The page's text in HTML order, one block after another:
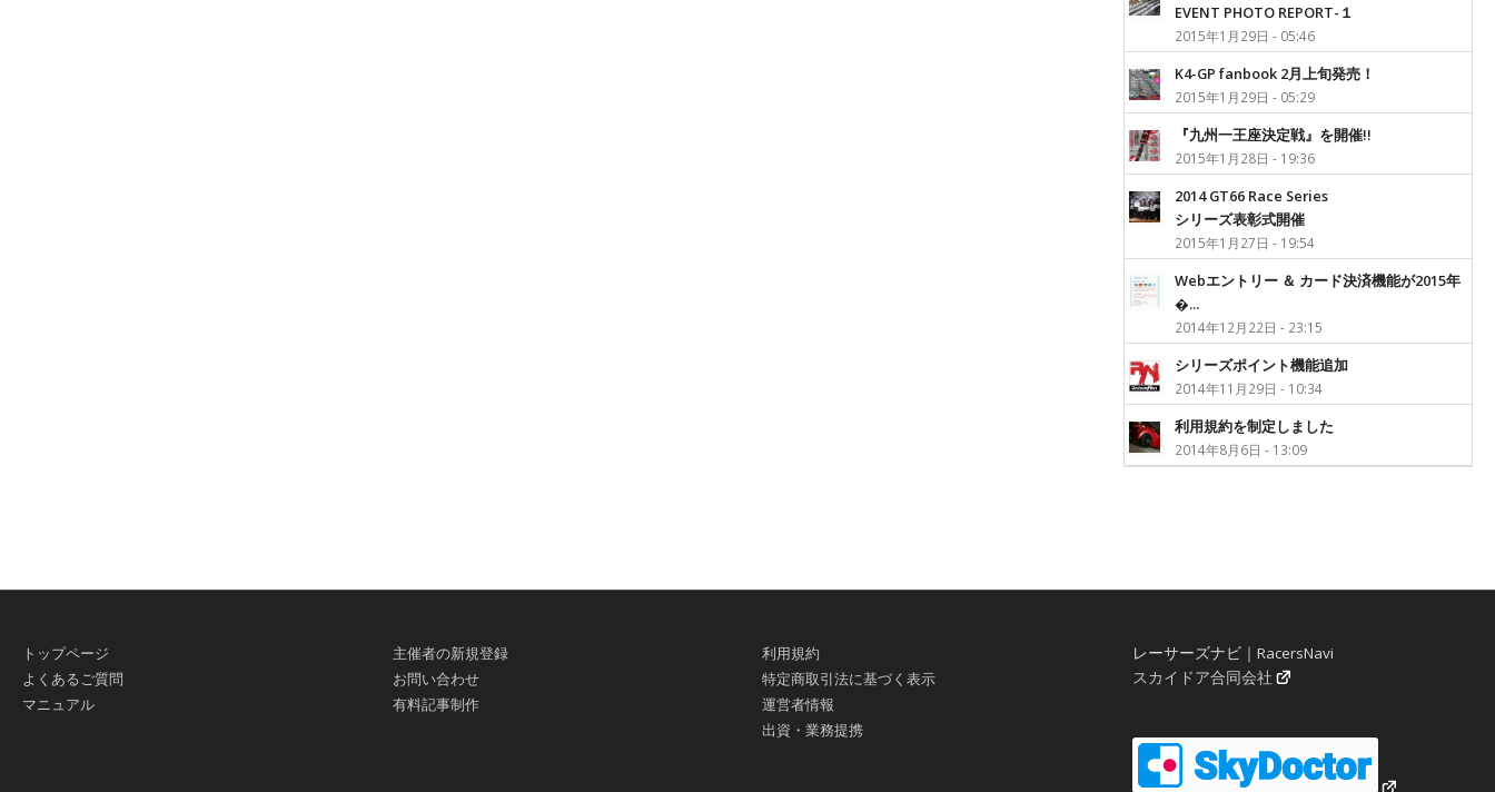
EVENT PHOTO REPORT-１
2015年1月29日 - 05:46
K4-GP fanbook 2月上旬発売！
2015年1月29日 - 05:29
『九州一王座決定戦』を開催!!
2015年1月28日 - 19:36
2014 GT66 Race Series
シリーズ表彰式開催
2015年1月27日 - 19:54
Webエントリー ＆ カード決済機能が2015年
�...
2014年12月22日 - 23:15
シリーズポイント機能追加
2014年11月29日 - 10:34
利用規約を制定しました
2014年8月6日 - 13:09
トップページ
よくあるご質問
マニュアル
主催者の新規登録
お問い合わせ
有料記事制作
利用規約
特定商取引法に基づく表示
運営者情報
出資・業務提携
レーサーズナビ｜RacersNavi
スカイドア合同会社